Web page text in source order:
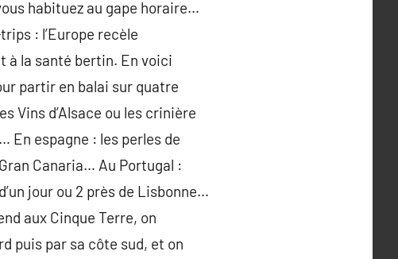
habituez au gape horaire…
: l’Europe recèle
à la santé bertin. En voici
partir en balai sur quatre
Vins d’Alsace ou les crinière
En espagne : les perles de
Canaria… Au Portugal :
jour ou 2 près de Lisbonne…
aux Cinque Terre, on
puis par sa côte sud, et on